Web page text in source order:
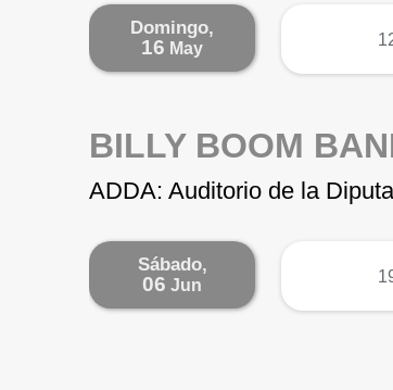
Domingo,
16 May
BILLY BOOM
ADDA: Auditorio de la
Sábado,
06 Jun